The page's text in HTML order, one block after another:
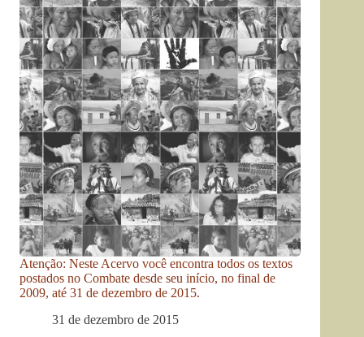
Atenção: Neste Acervo você encontra todos os textos
postados no Combate desde seu início, no final de
2009, até 31 de dezembro de 2015.
31 de dezembro de 2015